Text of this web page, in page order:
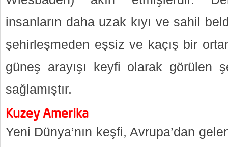
insanların daha uzak kıyı ve sahil
şehirleşmeden eşsiz ve kaçış bir
güneş arayışı keyfi olarak görülen
sağlamıştır.
Kuzey Amerika
Yeni Dünya’nın keşfi, Avrupa’dan